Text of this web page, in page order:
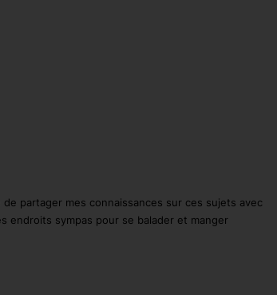
partager mes connaissances sur ces sujets avec
endroits sympas pour se balader et manger